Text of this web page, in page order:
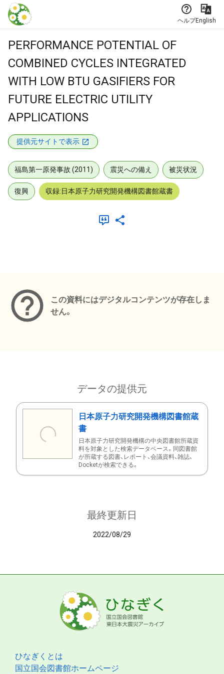
本文に飛ぶ
ヘルプEnglish
PERFORMANCE POTENTIAL OF
COMBINED CYCLES INTEGRATED
WITH LOW BTU GASIFIERS FOR
FUTURE ELECTRIC UTILITY
APPLICATIONS
提供元サイトで表示
福島第一原発事故 (2011) 震災への備え 被災状況
復興 収録:日本原子力研究開発機構図書館蔵書
この資料にはデジタルコンテンツが存在しま
せん。
データの提供元
日本原子力研究開発機構図書館蔵
書
日本原子力研究開発機構の中央図書館所蔵資
料を対象とした検索データベース。同図書館
が所蔵する図書、レポート、会議資料、雑誌、
Docketが検索できる。
最終更新日
2022/08/29
ひなぎくとは
国立国会図書館ホームページ